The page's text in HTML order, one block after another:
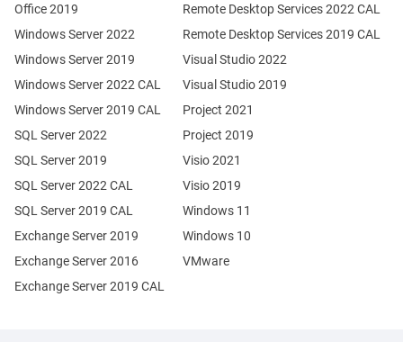
Office 2019
Windows Server 2022
Windows Server 2019
Exchange Server 2019
Exchange Server 2016
SQL Server 2022
SQL Server 2019
Windows Server 2022 CAL
Windows Server 2019 CAL
SQL Server 2022 CAL
SQL Server 2019 CAL
Remote Desktop Services 2022 CAL
Remote Desktop Services 2019 CAL
Exchange Server 2019 CAL
Visual Studio 2022
Visual Studio 2019
Project 2021
Project 2019
Visio 2021
Visio 2019
Windows 11
Windows 10
VMware